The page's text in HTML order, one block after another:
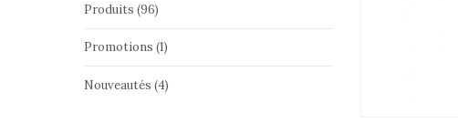
Produits (96)
Promotions (1)
Nouveautés (4)